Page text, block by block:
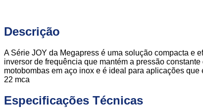
Descrição
A Série JOY da Megapress é uma solução compacta e
inversor de frequência que mantém a pressão
motobombas em aço inox e é ideal para aplicações
22 mca
Especificações Técnicas